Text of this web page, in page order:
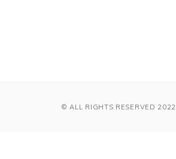
© ALL RIGHTS RESERVED 2022